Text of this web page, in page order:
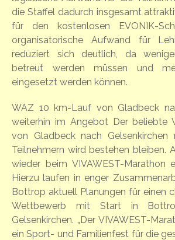
die Staffel dadurch insgesamt
für den kostenlosen EVONIK-
organisatorische Aufwand für
reduziert sich deutlich, da
betreut werden müssen und
eingesetzt werden können.
WAZ 10 km-Lauf von Gladbeck
weiterhin im Angebot Der beliebte
von Gladbeck nach
Teilnehmern wird bestehen bleiben.
wieder beim VIVAWEST-Marathon
Hierzu laufen in enger
Bottrop aktuell Planungen für einen
Wettbewerb mit Start in
Gelsenkirchen. „Der VIVAWEST-
ein Sport- und Familienfest für die